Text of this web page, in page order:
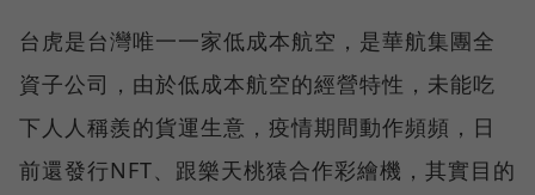
台虎是台灣唯一一家低成本航空，是華航集團全
資子公司，由於低成本航空的經營特性，未能吃
下人人稱羨的貨運生意，疫情期間動作頻頻，日
前還發行NFT、跟樂天桃猿合作彩繪機，其實目的